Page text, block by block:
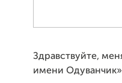
Здравствуйте,
имени